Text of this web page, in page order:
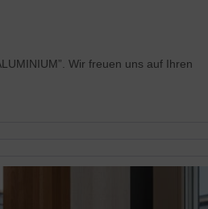
Wir freuen uns auf Ihren